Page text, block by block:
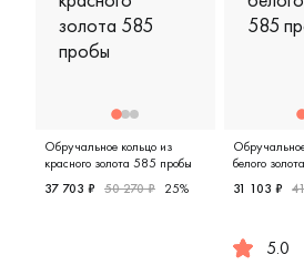
Обручальное кольцо из
красного золота 585 пробы
Женские, красное золото 585
37 703 ₽ 50 270 ₽ 25%
белого
31 103 ₽
5.0